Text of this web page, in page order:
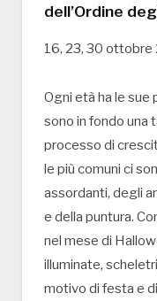
dell’Ordine
16, 23, 30 ottobre
Ogni età ha le sue
sono in fondo una
processo di
le più comuni ci
assordanti, degli
e della puntura.
nel mese di
illuminate,
motivo di festa e